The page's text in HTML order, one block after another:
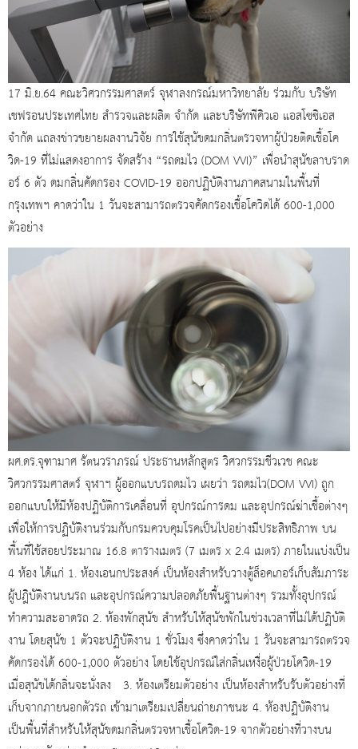
17 มิ.ย.64 คณะวิศวกรรมศาสตร์ จุฬาลงกรณ์มหาวิทยาลัย ร่วมกับ บริษัท
เชฟรอนประเทศไทย สํารวจและผลิต จํากัด และบริษัทพีคิวเอ แอสโซซิเอส
จํากัด แถลงข่าวขยายผลงานวิจัย การใช้สุนัขดมกลิ่นตรวจหาผู้ป่วยติดเชื้อโค
วิด-19 ที่ไม่แสดงอาการ จัดสร้าง “รถดมไว (DOM VVI)” เพื่อนําสุนัขลาบราด
อร์ 6 ตัว ดมกลิ่นคัดกรอง COVID-19 ออกปฏิบัติงานภาคสนามในพื้นที่
กรุงเทพฯ คาดว่าใน 1 วันจะสามารถตรวจคัดกรองเชื้อโควิดได้ 600-1,000
ตัวอย่าง
ผศ.ดร.จุฑามาศ รัตนวราภรณ์ ประธานหลักสูตร วิศวกรรมชีวเวช คณะ
วิศวกรรมศาสตร์ จุฬาฯ ผู้ออกแบบรถดมไว เผยว่า รถดมไว(DOM VVI) ถูก
ออกแบบให้มีห้องปฏิบัติการเคลื่อนที่ อุปกรณ์การดม และอุปกรณ์ฆ่าเชื้อต่างๆ
เพื่อให้การปฏิบัติงานร่วมกับกรมควบคุมโรคเป็นไปอย่างมีประสิทธิภาพ บน
พื้นที่ใช้สอยประมาณ 16.8 ตารางเมตร (7 เมตร x 2.4 เมตร) ภายในแบ่งเป็น
4 ห้อง ได้แก่ ​1. ห้องเอนกประสงค์ เป็นห้องสำหรับวางตู้ล็อคเกอร์เก็บสัมภาระ
ผู้ปฎิบัติงานบนรถ และอุปกรณ์ความปลอดภัยพื้นฐานต่างๆ รวมทั้งอุปกรณ์
ทำความสะอาดรถ ​2. ห้องพักสุนัข สำหรับให้สุนัขพักในช่วงเวลาที่ไม่ได้ปฏิบัติ
งาน ​โดยสุนัข 1 ตัวจะปฏิบัติงาน 1 ชั่วโมง ซึ่งคาดว่าใน 1 วันจะสามารถตรวจ
คัดกรองได้ 600-1,000 ตัวอย่าง โดยใช้อุปกรณ์ใส่กลิ่นเหงื่อผู้ป่วยโควิด-19
เมื่อสุนัขได้กลิ่นจะนั่งลง 3. ห้องเตรียมตัวอย่าง เป็นห้องสำหรับรับตัวอย่างที่
เก็บจากภายนอกตัวรถ เข้ามาเตรียมเปลี่ยนถ่ายภาชนะ ​4. ห้องปฏิบัติงาน
เป็นพื้นที่สำหรับให้สุนัขดมกลิ่นตรวจหาเชื้อโควิด-19 จากตัวอย่างที่วางบน